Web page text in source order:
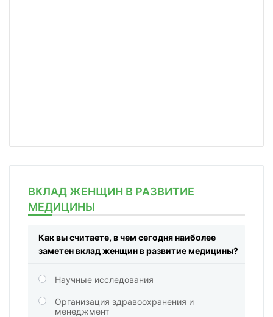
ВКЛАД ЖЕНЩИН В РАЗВИТИЕ
МЕДИЦИНЫ
Как вы считаете, в чем сегодня наиболее
заметен вклад женщин в развитие медицины?
Научные исследования
Организация здравоохранения и
менеджмент